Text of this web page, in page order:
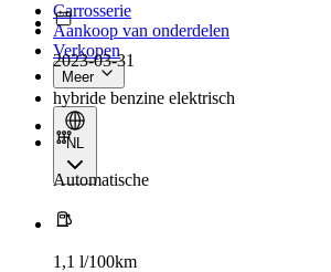
Carrosserie
Aankoop van onderdelen
Verkopen
Meer
NL
2023-03-31
hybride benzine elektrisch
Automatische
1,1 l/100km